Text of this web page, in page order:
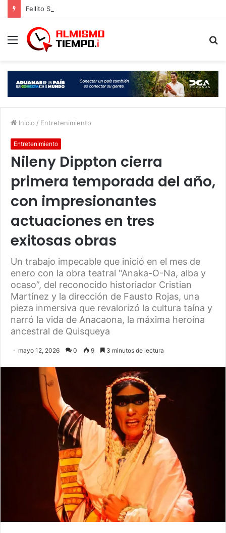
Menú
Inicio / Entretenimiento
Entretenimiento
Nileny Dippton cierra
primera temporada del año,
con impresionantes
actuaciones en tres
exitosas obras
Un trabajo impecable que inició en el mes de
enero con la obra teatral "Anaka-O-Na, alba y
ocaso”, del reconocido historiador Cristian
Martínez y la dirección de Fausto Rojas, una
pieza inmersiva que revalorizó la cultura taína y
narró la vida de Anacaona, la máxima heroína
ancestral de Quisqueya
mayo 12, 2026 0 9 3 minutos de lectura